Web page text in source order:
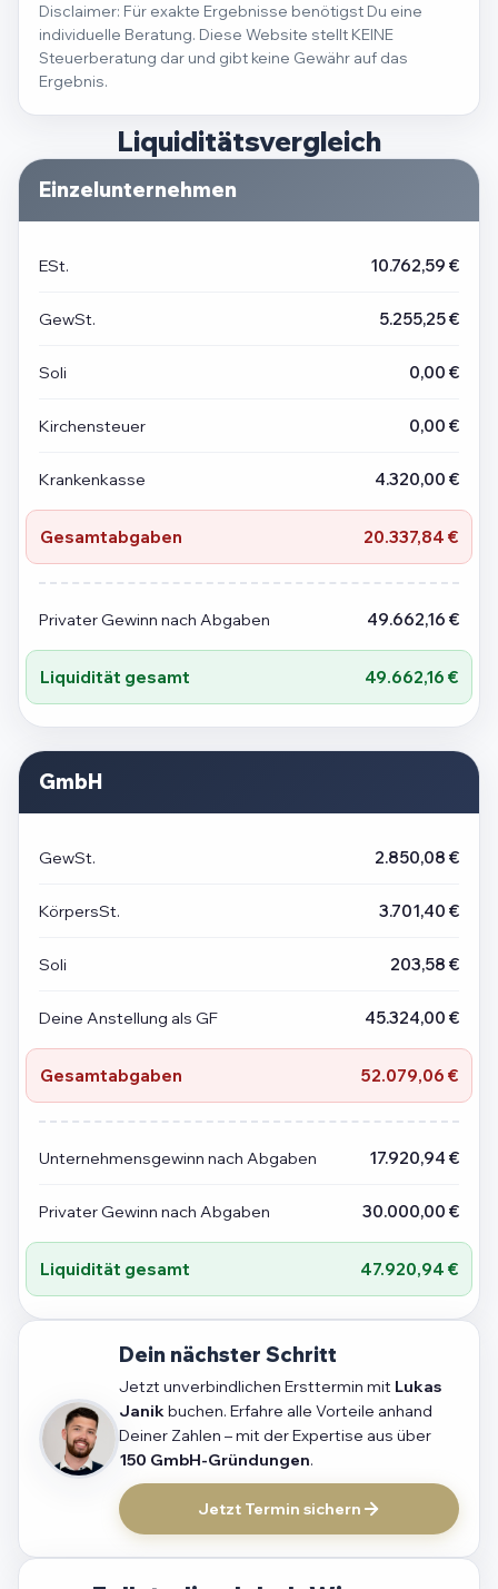
Disclaimer: Für exakte Ergebnisse benötigst Du eine
individuelle Beratung. Diese Website stellt KEINE
Steuerberatung dar und gibt keine Gewähr auf das
Ergebnis.
Liquiditätsvergleich
Einzelunternehmen
ESt. 10.762,59 €
GewSt. 5.255,25 €
Soli 0,00 €
Kirchensteuer 0,00 €
Krankenkasse 4.320,00 €
Gesamtabgaben 20.337,84 €
Privater Gewinn nach Abgaben 49.662,16 €
Liquidität gesamt 49.662,16 €
GmbH
GewSt. 2.850,08 €
KörpersSt. 3.701,40 €
Soli 203,58 €
Deine Anstellung als GF 45.324,00 €
Gesamtabgaben 52.079,06 €
Unternehmensgewinn nach Abgaben 17.920,94 €
Privater Gewinn nach Abgaben 30.000,00 €
Liquidität gesamt 47.920,94 €
Dein nächster Schritt
Jetzt unverbindlichen Ersttermin mit Lukas
Janikbuchen. Erfahre alle Vorteile anhand
Deiner Zahlen – mit der Expertise aus über
150 GmbH-Gründungen.
Jetzt Termin sichern